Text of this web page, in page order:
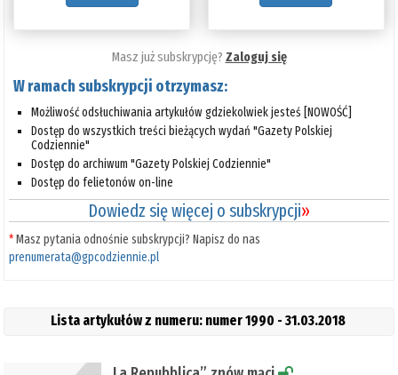
Masz już subskrypcję? Zaloguj się
W ramach subskrypcji otrzymasz:
Możliwość odsłuchiwania artykułów gdziekolwiek jesteś [NOWOŚĆ]
Dostęp do wszystkich treści bieżących wydań "Gazety Polskiej
Codziennie"
Dostęp do archiwum "Gazety Polskiej Codziennie"
Dostęp do felietonów on-line
Dowiedz się więcej o subskrypcji»
*Masz pytania odnośnie subskrypcji? Napisz do nas
prenumerata@gpcodziennie.pl
Lista artykułów z numeru: numer 1990 - 31.03.2018